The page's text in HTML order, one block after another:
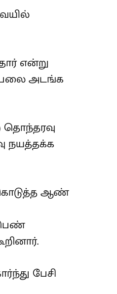
என்று
அடங்க
தொந்தரவு
நயத்தக்க
கொடுத்த ஆண்
பேசி